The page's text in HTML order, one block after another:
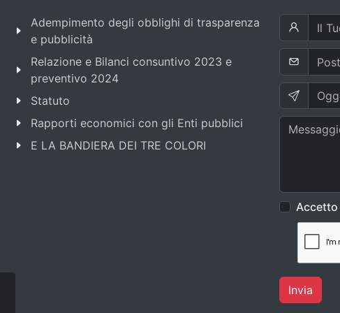
Adempimento degli obblighi di trasparenza
e pubblicità
Relazione e Bilanci consuntivo 2023 e
preventivo 2024
Statuto
Rapporti economici con gli Enti pubblici
E LA BANDIERA DEI TRE COLORI
Accetto
Invia